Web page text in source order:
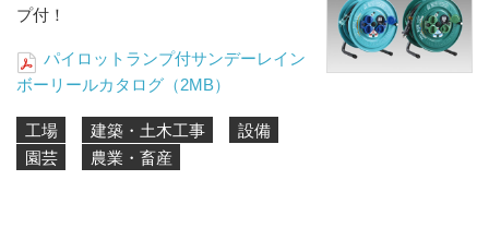
プ付！
パイロットランプ付サンデーレイン
ボーリールカタログ（2MB）
工場 建築・土木工事
設備
園芸
農業・畜産